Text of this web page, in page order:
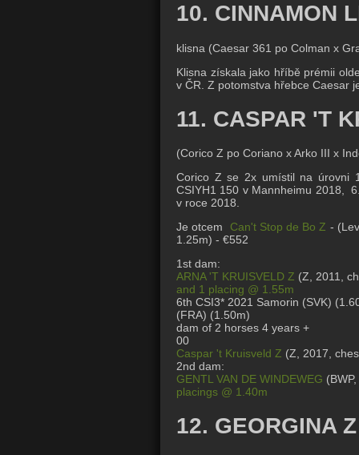
10. CINNAMON
klisna (Caesar 361 po Colman x
Klisna získala jako hříbě prémii
v ČR. Z potomstva hřebce Caesar
11. CASPAR 'T
(Corico Z po Coriano x Arko III x
Corico Z se 2x umístil na úrovni
CSIYH1 150 v Mannheimu 2018,
v roce 2018.
Je otcem Can't Stop de Bo Z -
1.25m) - €552
1st dam:
ARNA 'T KRUISVELD Z (Z, 2011,
and 1 placing @ 1.55m
6th CSI3* 2021 Samorin (SVK) (
(FRA) (1.50m)
dam of 2 horses 4 years +
00
Caspar 't Kruisveld Z (Z, 2017,
2nd dam:
GENTL VAN DE WINDEWEG
placings @ 1.40m
12. GEORGINA